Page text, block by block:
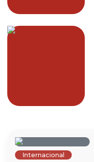
Internacional